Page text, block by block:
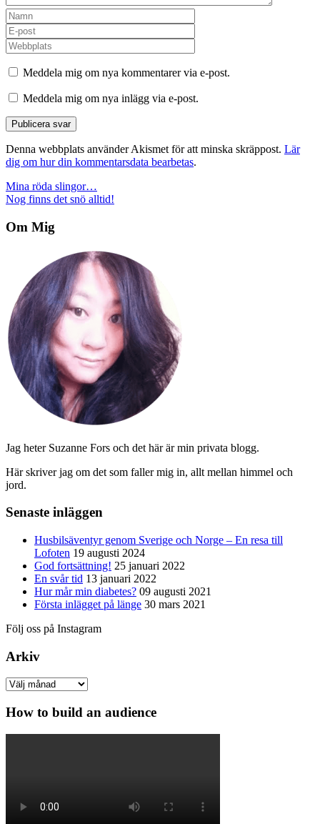
Meddela mig om nya kommentarer via e-post.
Meddela mig om nya inlägg via e-post.
Denna webbplats använder Akismet för att minska skräppost. Lär
dig om hur din kommentarsdata bearbetas.
Inläggsnavigering
Mina röda slingor…
Nog finns det snö alltid!
Om Mig
Jag heter Suzanne Fors och det här är min privata blogg.
Här skriver jag om det som faller mig in, allt mellan himmel och
jord.
Senaste inläggen
Husbilsäventyr genom Sverige och Norge – En resa till
Lofoten 19 augusti 2024
God fortsättning! 25 januari 2022
En svår tid 13 januari 2022
Hur mår min diabetes? 09 augusti 2021
Första inlägget på länge 30 mars 2021
Följ oss på Instagram
Arkiv
Arkiv
How to build an audience